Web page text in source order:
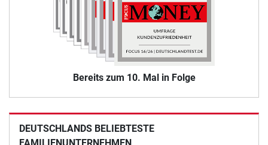
Bereits zum 10. Mal in Folge
DEUTSCHLANDS BELIEBTESTE